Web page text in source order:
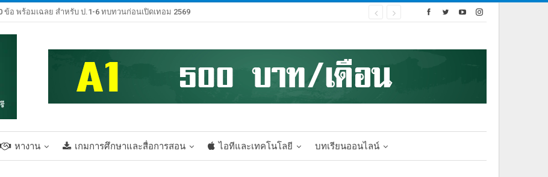
อ พร้อมเฉลย สำหรับ ป.1-6 ทบทวนก่อนเปิดเทอม 2569
หางาน เกมการศึกษาและสื่อการสอน ไอทีและเทคโนโลยี บทเรียนออนไลน์